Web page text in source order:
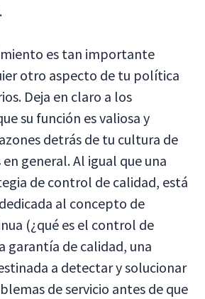
es tan importante
otro aspecto de tu política
Deja en claro a los
su función es valiosa y
detrás de tu cultura de
general. Al igual que una
de control de calidad, está
al concepto de
(¿qué es el control de
garantía de calidad, una
a detectar y solucionar
de servicio antes de que